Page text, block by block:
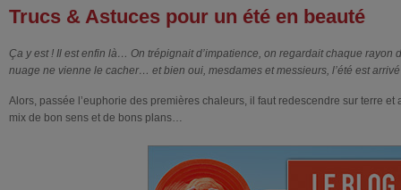
Trucs & Astuces pour un été en beauté
Ça y est ! Il est enfin là… On trépignait d’impatience, on regardait chaque rayon
nuage ne vienne le cacher… et bien oui, mesdames et messieurs, l’été est
Alors, passée l’euphorie des premières chaleurs, il faut redescendre sur terre et
mix de bon sens et de bons plans…